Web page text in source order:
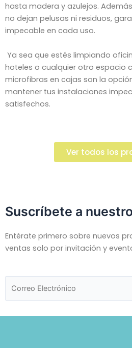
hasta madera y azulejos.
no dejan pelusas ni residuos,
impecable en cada uso.
Ya sea que estés limpiando
hoteles o cualquier otro espacio
microfibras en cajas son la
mantener tus instalaciones
satisfechos.
Ver todos los
Suscríbete a
Entérate primero sobre nuevos
ventas solo por invitación y